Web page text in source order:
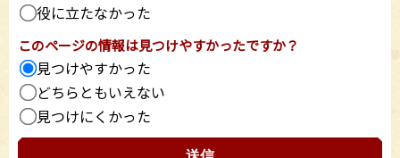
役に立たなかった
このページの情報は見つけやすかったですか？
見つけやすかった
どちらともいえない
見つけにくかった